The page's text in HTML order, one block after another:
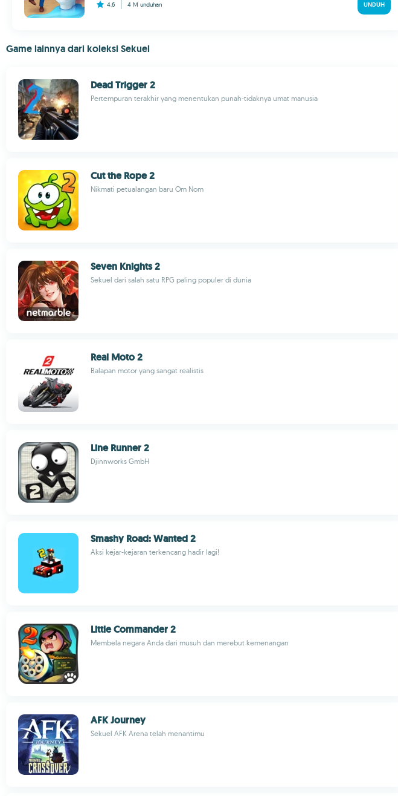
4.6 4 M unduhan UNDUH
Game lainnya dari koleksi Sekuel
Dead Trigger 2
Pertempuran terakhir yang menentukan punah-tidaknya umat manusia
Cut the Rope 2
Nikmati petualangan baru Om Nom
Seven Knights 2
Sekuel dari salah satu RPG paling populer di dunia
Real Moto 2
Balapan motor yang sangat realistis
Line Runner 2
Djinnworks GmbH
Smashy Road: Wanted 2
Aksi kejar-kejaran terkencang hadir lagi!
Little Commander 2
Membela negara Anda dari musuh dan merebut kemenangan
AFK Journey
Sekuel AFK Arena telah menantimu